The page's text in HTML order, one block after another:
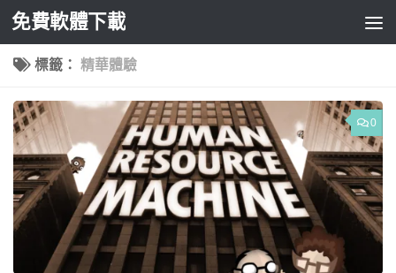
Skip to content
免費軟體下載
標籤： 精華體驗
0